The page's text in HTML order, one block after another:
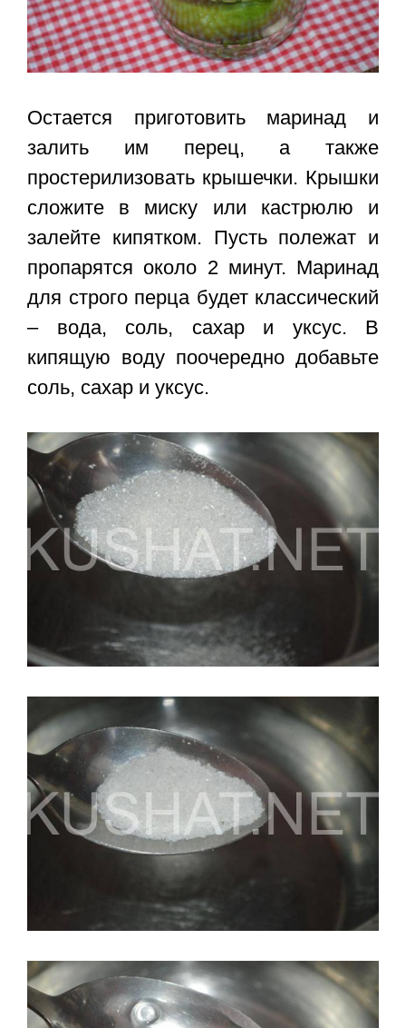
Остается приготовить маринад и
залить им перец, а также
простерилизовать крышечки. Крышки
сложите в миску или кастрюлю и
залейте кипятком. Пусть полежат и
пропарятся около 2 минут. Маринад
для строго перца будет классический
– вода, соль, сахар и уксус. В
кипящую воду поочередно добавьте
соль, сахар и уксус.